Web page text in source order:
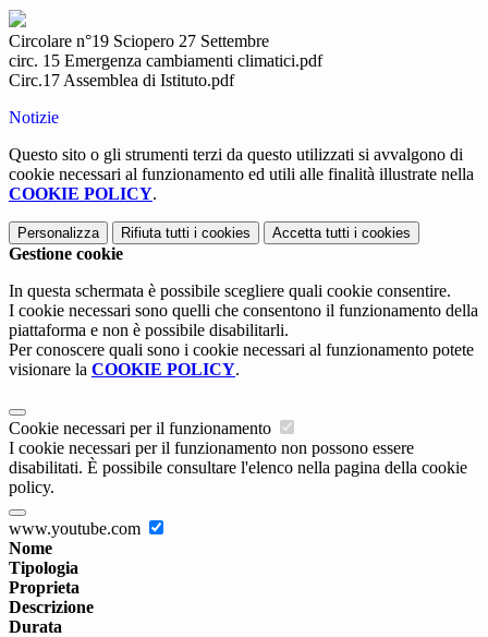
Circolare n°19 Sciopero 27 Settembre
circ. 15 Emergenza cambiamenti climatici.pdf
Circ.17 Assemblea di Istituto.pdf
Notizie
Questo sito o gli strumenti terzi da questo utilizzati si avvalgono di
cookie necessari al funzionamento ed utili alle finalità illustrate nella
COOKIE POLICY.
Personalizza Rifiuta tutti i cookies Accetta tutti i cookies
Gestione cookie
In questa schermata è possibile scegliere quali cookie consentire.
I cookie necessari sono quelli che consentono il funzionamento della
piattaforma e non è possibile disabilitarli.
Per conoscere quali sono i cookie necessari al funzionamento potete
visionare la COOKIE POLICY.
Cookie necessari per il funzionamento
I cookie necessari per il funzionamento non possono essere
disabilitati. È possibile consultare l'elenco nella pagina della cookie
policy.
www.youtube.com
Nome
Tipologia
Proprieta
Descrizione
Durata